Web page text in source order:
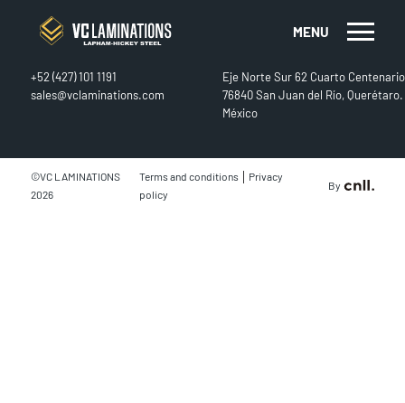
MENU
CONTACT
+52 (427) 101 1191
sales@vclaminations.com
Eje Norte Sur 62 Cuarto Centenario
76840 San Juan del Río, Querétaro.
México
©VC LAMINATIONS
2026
Terms and conditions | Privacy
policy
By